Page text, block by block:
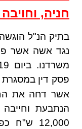
חניה, וחויבה לשלם
בתיק הנ"ל
נגד אשה אשר
פסק דין במסגרת
אשר דחה את
הנתבעת
12,000